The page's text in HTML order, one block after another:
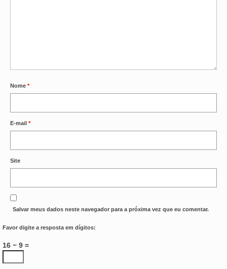
Nome *
E-mail *
Site
Salvar meus dados neste navegador para a próxima vez que eu comentar.
Favor digite a resposta em dígitos:
16 − 9 =